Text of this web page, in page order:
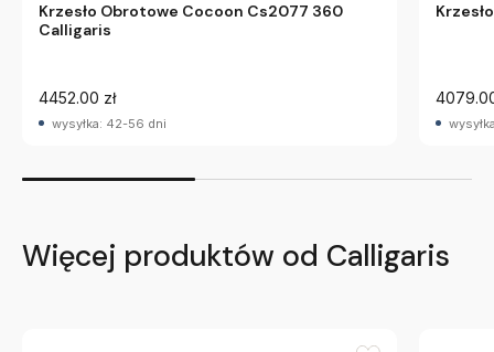
Krzesło Obrotowe Cocoon Cs2077 360
Calligaris
4452.00 zł
wysyłka: 42-56 dni
Więcej produktów od Calligaris